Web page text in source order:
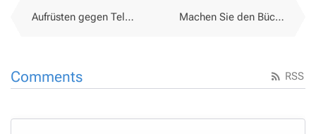
Aufrüsten gegen Telefon-Spam Machen Sie den Bücher-Check - Folge 327
RSS
Comments